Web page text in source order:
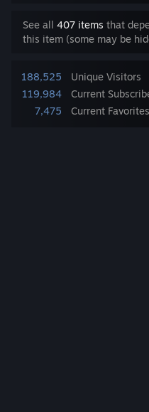
See all 407 items that
this item (some may be
188,525
Unique Visitors
119,984
Current
7,475
Current Favorites
Japanese
DESCRIPTION
本ModはVer1.11.13で
Ironman Compatible(
このModは、Hearts of Iron IVを
日本語化の内容について、セン
が、ゲーム内のフレーバー的表
(ゲーム初回起動の場合)
サブスクライブボタンを
確認する。ダウンロード
HoI4を起動し、開いた
くウィンドウ)で左のメニ
右上から任意のプレイセ
Modリストから